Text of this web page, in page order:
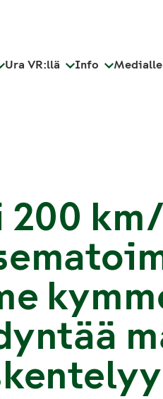
Ura VR:llä Info Medialle
200